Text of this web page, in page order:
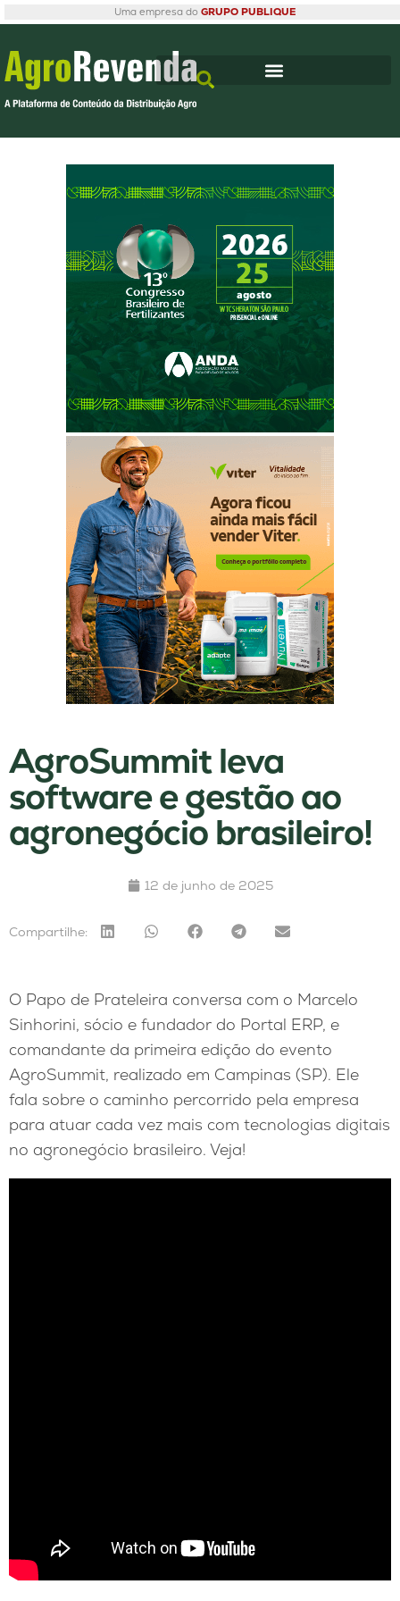
Uma empresa do GRUPO PUBLIQUE
AgroSummit leva
software e gestão ao
agronegócio brasileiro!
12 de junho de 2025
Compartilhe:
O Papo de Prateleira conversa com o Marcelo
Sinhorini, sócio e fundador do Portal ERP, e
comandante da primeira edição do evento
AgroSummit, realizado em Campinas (SP). Ele
fala sobre o caminho percorrido pela empresa
para atuar cada vez mais com tecnologias digitais
no agronegócio brasileiro. Veja!